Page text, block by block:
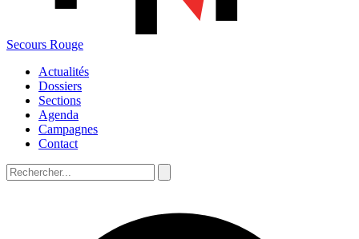
Secours Rouge
Actualités
Dossiers
Sections
Agenda
Campagnes
Contact